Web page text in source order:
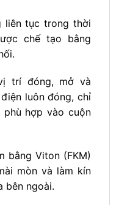
liên tục trong thời
chế tạo bằng
trí đóng, mở và
luôn đóng, chỉ
hợp vào cuộn
bằng Viton (FKM)
mòn và làm kín
bên ngoài.